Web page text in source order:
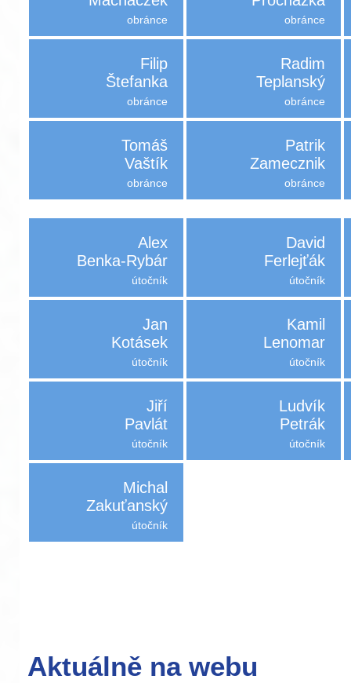
obránce obránce
Filip
Štefanka
obránce
Radim
Teplanský
obránce
Tomáš
Vaštík
obránce
Patrik
Zamecznik
obránce
Alex
Benka-Rybár
útočník
David
Ferlejťák
útočník
Jan
Kotásek
útočník
Kamil
Lenomar
útočník
Jiří
Pavlát
útočník
Ludvík
Petrák
útočník
Michal
Zakuťanský
útočník
Aktuálně na webu